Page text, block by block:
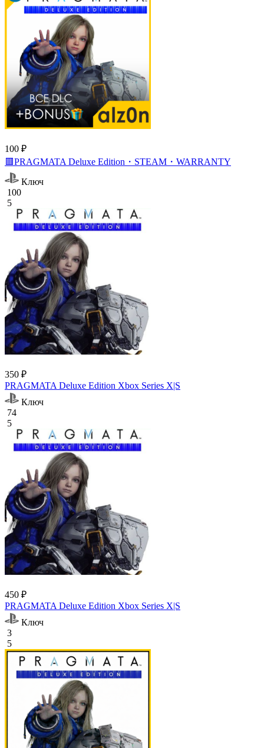
100 ₽
🟥PRAGMATA Deluxe Edition・STEAM・WARRANTY
Ключ
100
5
350 ₽
PRAGMATA Deluxe Edition Xbox Series X|S
Ключ
74
5
450 ₽
PRAGMATA Deluxe Edition Xbox Series X|S
Ключ
3
5